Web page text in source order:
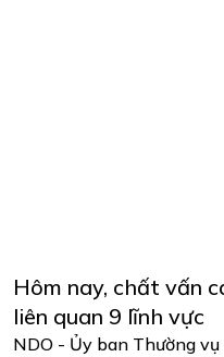
Hôm nay, chất vấn
liên quan 9 lĩnh vực
NDO - Ủy ban Thường